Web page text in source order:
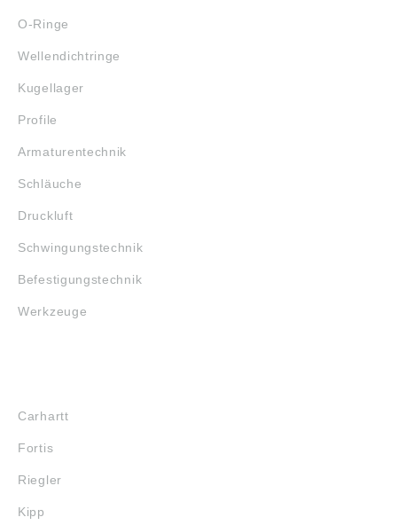
O-Ringe
Wellendichtringe
Kugellager
Profile
Armaturentechnik
Schläuche
Druckluft
Schwingungstechnik
Befestigungstechnik
Werkzeuge
Carhartt
Fortis
Riegler
Kipp